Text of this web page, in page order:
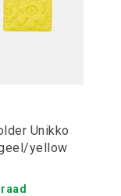
Unikko
yellow